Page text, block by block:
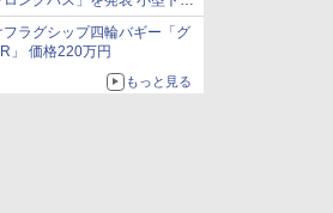
旅客輸送向けバス
ラグシップ四輪バギー「グ
」 価格220万円
もっと見る